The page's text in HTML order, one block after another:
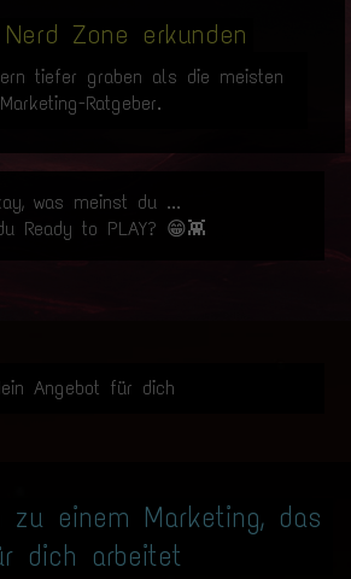
Zone erkunden
tiefer graben als die meisten
Marketing-Ratgeber.
was meinst du ...
Ready to PLAY? 😁👾
Angebot für dich
zu einem Marketing, das
dich arbeitet